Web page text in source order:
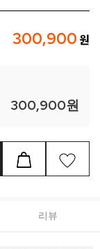
300,900
300,900원
리뷰